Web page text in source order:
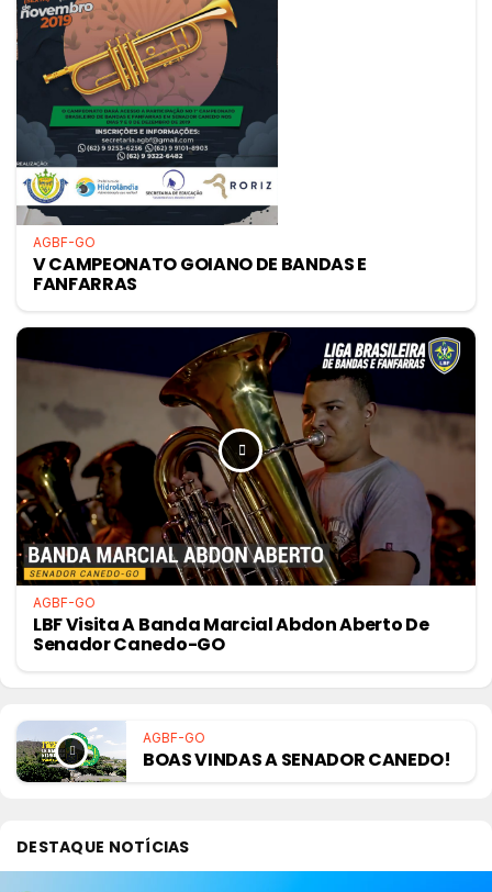
AGBF-GO
V CAMPEONATO GOIANO DE BANDAS E
FANFARRAS
AGBF-GO
LBF Visita A Banda Marcial Abdon Aberto De
Senador Canedo-GO
AGBF-GO
BOAS VINDAS A SENADOR CANEDO!
DESTAQUE NOTÍCIAS